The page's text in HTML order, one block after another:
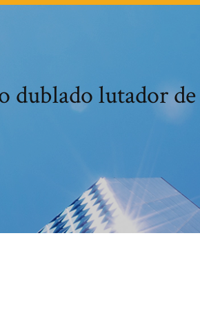
dublado lutador